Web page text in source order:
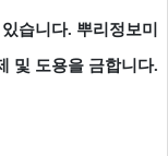
습니다. 뿌리정보미
및 도용을 금합니다.